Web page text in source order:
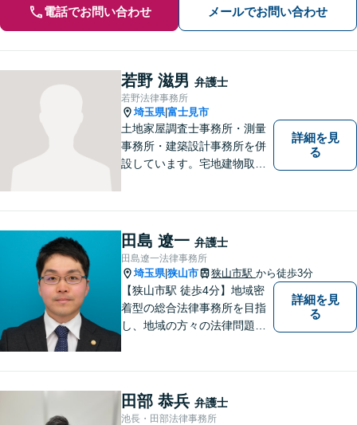
電話でお問い合わせ メールでお問い合わせ
若野 滋男 弁護士
若野法律事務所
埼玉県|富士見市
土地家屋調査士事務所・測量
事務所・建築設計事務所を併
設しています。宅地建物取引
不動産関係が得意です。
詳細を見
る
田島 遼一 弁護士
田島遼一法律事務所
埼玉県|狭山市 狭山市駅 から徒歩3分
【狭山市駅 徒歩4分】地域密
着型の総合法律事務所を目指
し、地域の方々の法律問題を
気軽にご相談ください。
詳細を見
る
田部 恭兵 弁護士
池長・田部法律事務所